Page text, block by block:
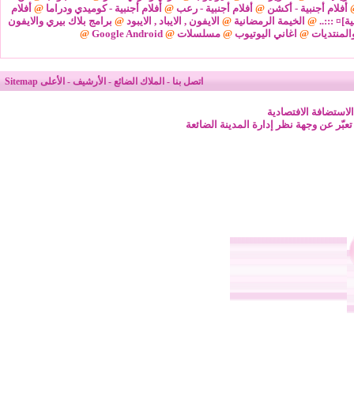
أفلام أجنبية - أكشن @ أفلام أجنبية - رعب @ أفلام أجنبية - كوميدي ودراما @ أفلام
:::..
@ الخيمة الرمضانية @ الايفون , الايباد , الايبود @ برامج بلاك بيري والايفون
@ اغاني اليوتيوب @مسلسلات @
Google Android
@
اتصل بنا - الملاك الضائع - الأرشيف - الأعلى Sitemap
الافتصادية
عن وجهة نظر إدارة المدينة الضائعة